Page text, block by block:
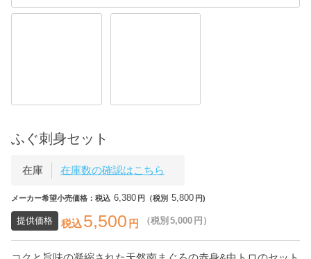
ふぐ刺身セット
在庫 在庫数の確認はこちら
メーカー希望小売価格：税込 6,380 円（税別 5,800 円)
提供価格 税込5,500 円 （税別 5,000 円）